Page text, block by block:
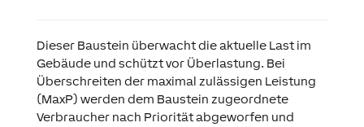
Dieser Baustein überwacht die aktuelle Last im
Gebäude und schützt vor Überlastung. Bei
Überschreiten der maximal zulässigen Leistung
(MaxP) werden dem Baustein zugeordnete
Verbraucher nach Priorität abgeworfen und